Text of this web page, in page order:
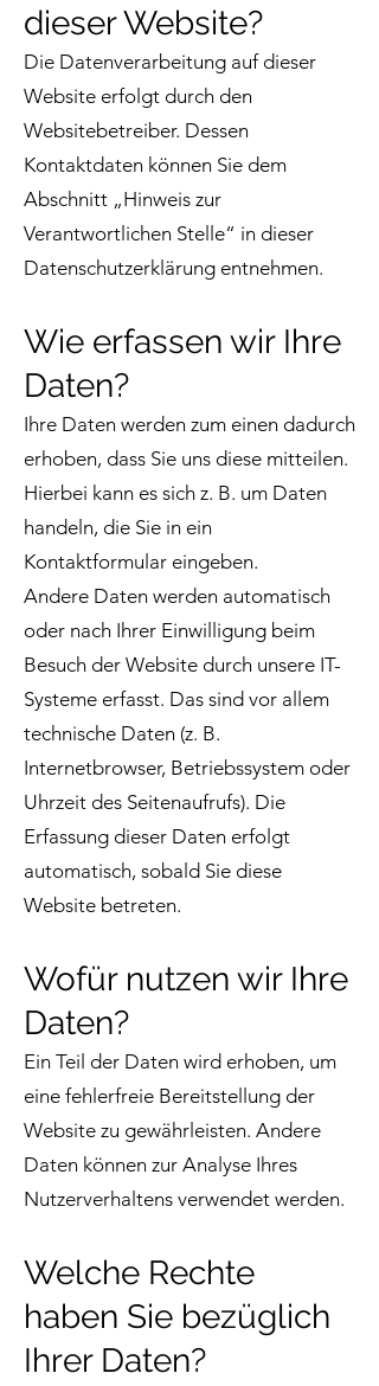
dieser Website?
Die Datenverarbeitung auf dieser
Website erfolgt durch den
Websitebetreiber. Dessen
Kontaktdaten können Sie dem
Abschnitt „Hinweis zur
Verantwortlichen Stelle“ in dieser
Datenschutzerklärung entnehmen.
Wie erfassen wir Ihre
Daten?
Ihre Daten werden zum einen dadurch
erhoben, dass Sie uns diese mitteilen.
Hierbei kann es sich z. B. um Daten
handeln, die Sie in ein
Kontaktformular eingeben.
Andere Daten werden automatisch
oder nach Ihrer Einwilligung beim
Besuch der Website durch unsere IT-
Systeme erfasst. Das sind vor allem
technische Daten (z. B.
Internetbrowser, Betriebssystem oder
Uhrzeit des Seitenaufrufs). Die
Erfassung dieser Daten erfolgt
automatisch, sobald Sie diese
Website betreten.
Wofür nutzen wir Ihre
Daten?
Ein Teil der Daten wird erhoben, um
eine fehlerfreie Bereitstellung der
Website zu gewährleisten. Andere
Daten können zur Analyse Ihres
Nutzerverhaltens verwendet werden.
Welche Rechte
haben Sie bezüglich
Ihrer Daten?